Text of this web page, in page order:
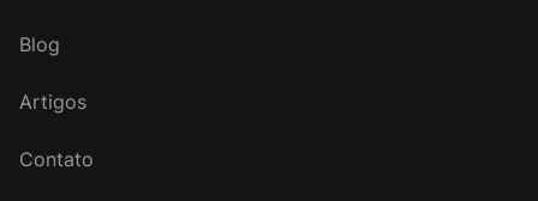
Blog
Artigos
Contato